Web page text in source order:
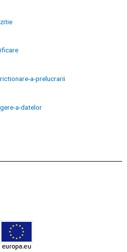
a-prelucrarii
a-datelor